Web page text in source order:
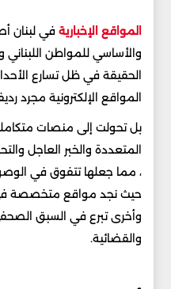
المواقع الإخبارية في لبنان
والأساسي للمواطن اللبناني
الحقيقة في ظل تسارع
المواقع الإلكترونية مجرد
بل تحولت إلى منصات
المتعددة والخبر العاجل
، مما جعلها تتفوق في
حيث نجد مواقع متخصصة في
وأخرى تبرع في السبق
والقضائية.